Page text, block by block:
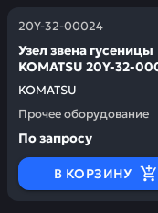
20Y-32-00024
KOMATSU
Узел звена гусеницы
KOMATSU 20Y-32-
Прочее оборудование
Заказывая
По запросу
В КОРЗИНУ